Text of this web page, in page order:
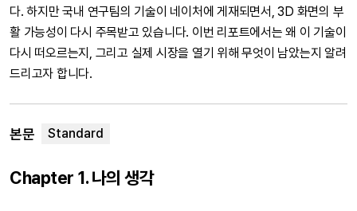
다. 하지만 국내 연구팀의 기술이 네이처에 게재되면서, 3D 화면의 부
활 가능성이 다시 주목받고 있습니다. 이번 리포트에서는 왜 이 기술이
다시 떠오르는지, 그리고 실제 시장을 열기 위해 무엇이 남았는지 알려
드리고자 합니다.
본문
Chapter 1. 나의 생각